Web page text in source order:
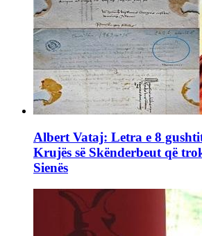
Albert Vataj: Letra e 8
Krujës së Skënderbeut që
Sienës